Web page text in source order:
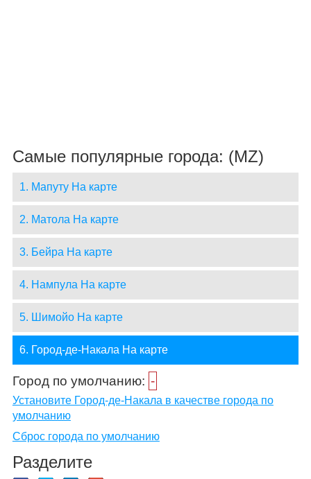
Самые популярные города: (MZ)
1. Мапуту На карте
2. Матола На карте
3. Бейра На карте
4. Нампула На карте
5. Шимойо На карте
6. Город-де-Накала На карте
Город по умолчанию: -
Установите Город-де-Накала в качестве города по
умолчанию
Сброс города по умолчанию
Разделите